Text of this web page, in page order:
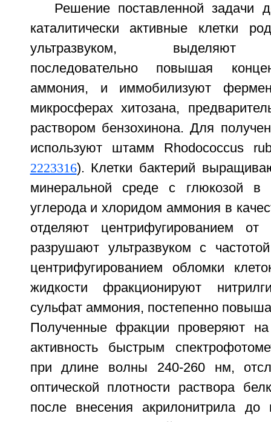
Решение поставленной задачи
каталитически активные клетки
ультразвуком, выделяют
последовательно повышая
аммония, и иммобилизуют
микросферах хитозана,
раствором бензохинона. Для
используют штамм Rhodococcus
2223316). Клетки бактерий
минеральной среде с глюкозой в
углерода и хлоридом аммония в
отделяют центрифугированием
разрушают ультразвуком с
центрифугированием обломки
жидкости фракционируют
сульфат аммония, постепенно
Полученные фракции проверяют на
активность быстрым
при длине волны 240-260 нм,
оптической плотности раствора
после внесения акрилонитрила до